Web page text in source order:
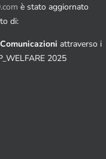
è stato aggiornato
di:
attraverso i
2025